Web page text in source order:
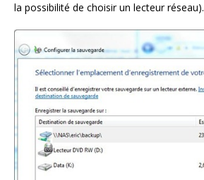
la possibilité de choisir un lecteur réseau).